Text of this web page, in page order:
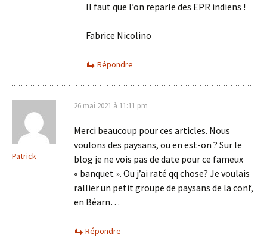
Il faut que l’on reparle des EPR indiens !
Fabrice Nicolino
Répondre
Patrick
26 mai 2021 à 11:11 pm
Merci beaucoup pour ces articles. Nous
voulons des paysans, ou en est-on ? Sur le
blog je ne vois pas de date pour ce fameux
« banquet ». Ou j’ai raté qq chose? Je voulais
rallier un petit groupe de paysans de la conf,
en Béarn…
Répondre